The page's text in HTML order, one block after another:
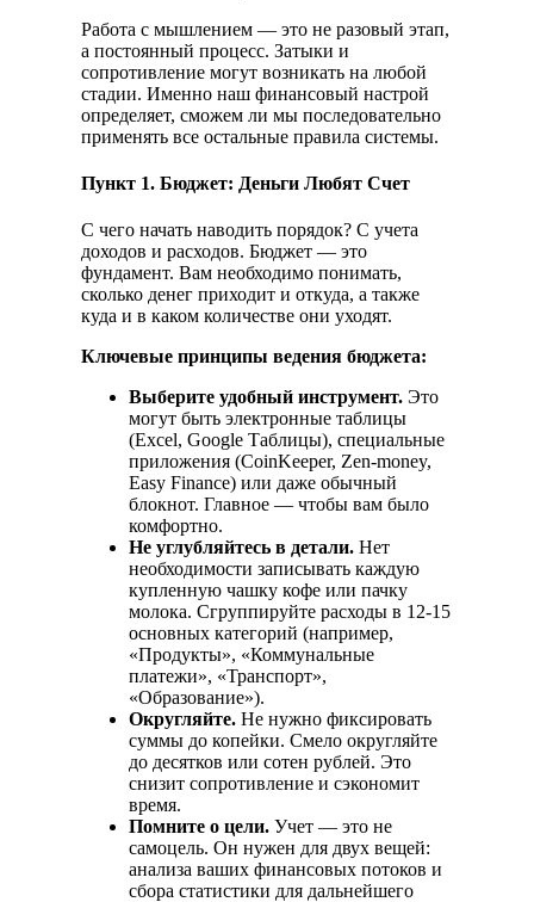
Работа с мышлением — это не разовый этап,
а постоянный процесс. Затыки и
сопротивление могут возникать на любой
стадии. Именно наш финансовый настрой
определяет, сможем ли мы последовательно
применять все остальные правила системы.
Пункт 1. Бюджет: Деньги Любят Счет
С чего начать наводить порядок? С учета
доходов и расходов. Бюджет — это
фундамент. Вам необходимо понимать,
сколько денег приходит и откуда, а также
куда и в каком количестве они уходят.
Ключевые принципы ведения бюджета:
Выберите удобный инструмент. Это
могут быть электронные таблицы
(Excel, Google Таблицы), специальные
приложения (CoinKeeper, Zen-money,
Easy Finance) или даже обычный
блокнот. Главное — чтобы вам было
комфортно.
Не углубляйтесь в детали. Нет
необходимости записывать каждую
купленную чашку кофе или пачку
молока. Сгруппируйте расходы в 12-15
основных категорий (например,
«Продукты», «Коммунальные
платежи», «Транспорт»,
«Образование»).
Округляйте. Не нужно фиксировать
суммы до копейки. Смело округляйте
до десятков или сотен рублей. Это
снизит сопротивление и сэкономит
время.
Помните о цели. Учет — это не
самоцель. Он нужен для двух вещей:
анализа ваших финансовых потоков и
сбора статистики для дальнейшего